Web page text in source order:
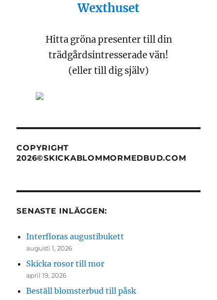
Wexthuset
Hitta gröna presenter till din
trädgårdsintresserade vän!
(eller till dig själv)
COPYRIGHT
2026©SKICKABLOMMORMEDBUD.COM
SENASTE INLÄGGEN:
Interfloras augustibukett
augusti 1, 2026
Skicka rosor till mor
april 19, 2026
Beställ blomsterbud till påsk